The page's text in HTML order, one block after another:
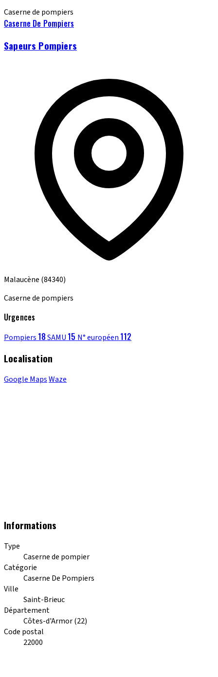
Caserne de pompiers
Caserne De Pompiers
Sapeurs Pompiers
Malaucène (84340)
Caserne de pompiers
Urgences
Pompiers 18SAMU 15 N° européen 112
Localisation
Google MapsWaze
Informations
Type
Caserne de pompier
Catégorie
Caserne De Pompiers
Ville
Saint-Brieuc
Département
Côtes-d'Armor (22)
Code postal
22000